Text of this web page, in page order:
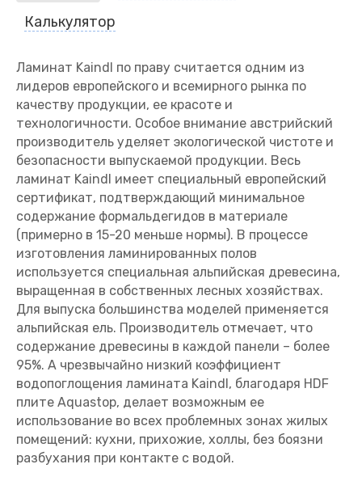
Калькулятор
Ламинат Kaindl по праву считается одним из
лидеров европейского и всемирного рынка по
качеству продукции, ее красоте и
технологичности. Особое внимание австрийский
производитель уделяет экологической чистоте и
безопасности выпускаемой продукции. Весь
ламинат Kaindl имеет специальный европейский
сертификат, подтверждающий минимальное
содержание формальдегидов в материале
(примерно в 15-20 меньше нормы). В процессе
изготовления ламинированных полов
используется специальная альпийская древесина,
выращенная в собственных лесных хозяйствах.
Для выпуска большинства моделей применяется
альпийская ель. Производитель отмечает, что
содержание древесины в каждой панели – более
95%. А чрезвычайно низкий коэффициент
водопоглощения ламината Kaindl, благодаря HDF
плите Aquastop, делает возможным ее
использование во всех проблемных зонах жилых
помещений: кухни, прихожие, холлы, без боязни
разбухания при контакте с водой.